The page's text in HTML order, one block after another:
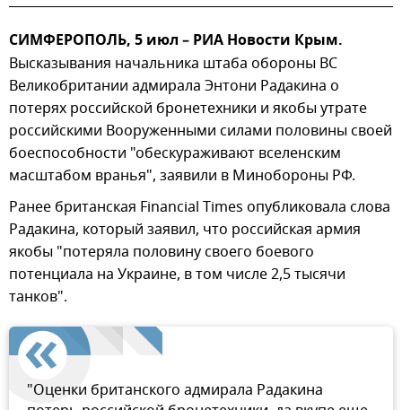
СИМФЕРОПОЛЬ, 5 июл – РИА Новости Крым.
Высказывания начальника штаба обороны ВС
Великобритании адмирала Энтони Радакина о
потерях российской бронетехники и якобы утрате
российскими Вооруженными силами половины своей
боеспособности "обескураживают вселенским
масштабом вранья", заявили в Минобороны РФ.
Ранее британская Financial Times опубликовала слова
Радакина, который заявил, что российская армия
якобы "потеряла половину своего боевого
потенциала на Украине, в том числе 2,5 тысячи
танков".
"Оценки британского адмирала Радакина